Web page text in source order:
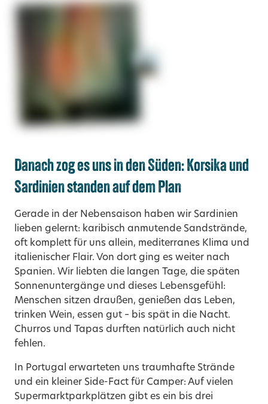
Danach zog es uns in den Süden: Korsika und
Sardinien standen auf dem Plan
Gerade in der Nebensaison haben wir Sardinien
lieben gelernt: karibisch anmutende Sandstrände,
oft komplett für uns allein, mediterranes Klima und
italienischer Flair. Von dort ging es weiter nach
Spanien. Wir liebten die langen Tage, die späten
Sonnenuntergänge und dieses Lebensgefühl:
Menschen sitzen draußen, genießen das Leben,
trinken Wein, essen gut – bis spät in die Nacht.
Churros und Tapas durften natürlich auch nicht
fehlen.
In Portugal erwarteten uns traumhafte Strände
und ein kleiner Side-Fact für Camper: Auf vielen
Supermarktparkplätzen gibt es ein bis drei